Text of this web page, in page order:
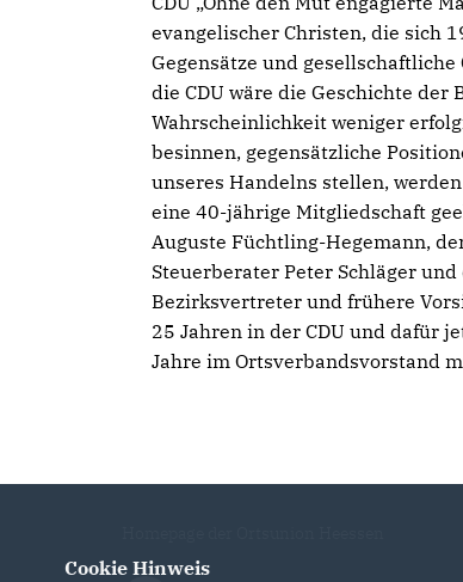
evangelischer Christen, die sich
Gegensätze und
die CDU wäre die Geschichte
Wahrscheinlichkeit weniger
besinnen, gegensätzliche
unseres Handelns stellen,
eine 40-jährige Mitgliedschaft
Auguste Füchtling-Hegemann,
Steuerberater Peter Schläger
Bezirksvertreter und frühere
25 Jahren in der CDU und dafür
Jahre im Ortsverbandsvorstand
Cookie Hinweis